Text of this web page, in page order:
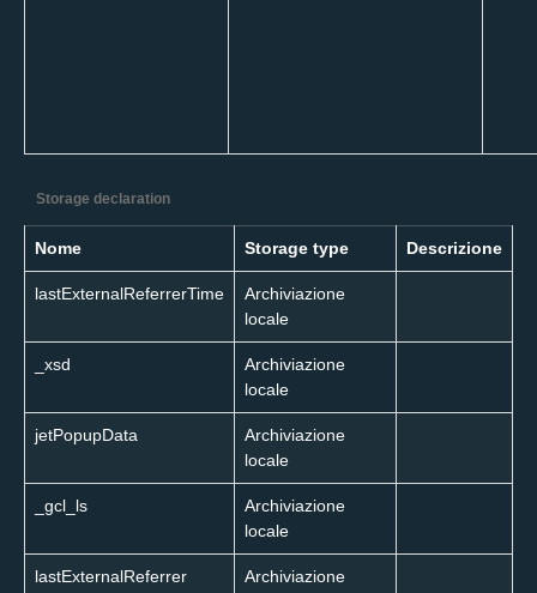
Storage declaration
Nome Storage type Descrizione
lastExternalReferrerTime
Archiviazione
locale
_xsd
Archiviazione
locale
jetPopupData
Archiviazione
locale
_gcl_ls
Archiviazione
locale
lastExternalReferrer
Archiviazione